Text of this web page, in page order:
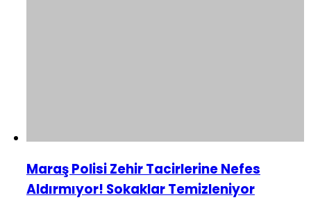
Maraş Polisi Zehir Tacirlerine Nefes
Aldırmıyor! Sokaklar Temizleniyor